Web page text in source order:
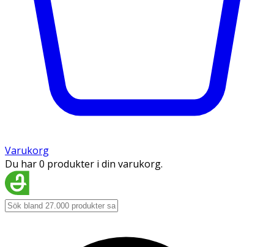
Varukorg
Du har 0 produkter i din varukorg.